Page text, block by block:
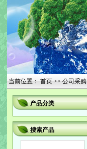
当前位置： 首页 >> 公司采购
产品分类
搜索产品